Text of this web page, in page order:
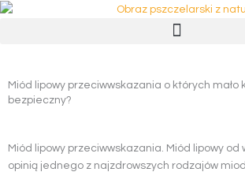
Przejdź
Miód lipowy przeciwwskazania o których mało
bezpieczny?
Miód lipowy przeciwwskazania. Miód lipowy od
opinią jednego z najzdrowszych rodzajów